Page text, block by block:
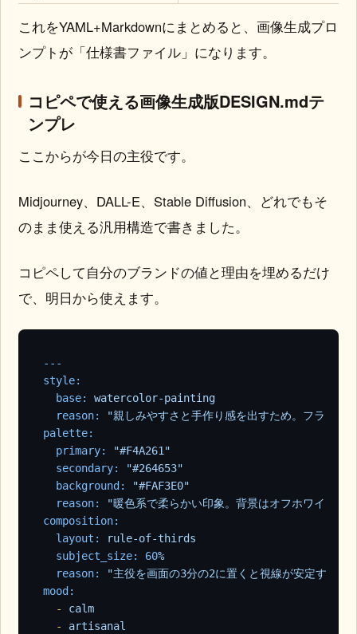
これをYAML+Markdownにまとめると、画像生成プロ
ンプトが「仕様書ファイル」になります。
コピペで使える画像生成版DESIGN.mdテ
ンプレ
ここからが今日の主役です。
Midjourney、DALL-E、Stable Diffusion、どれでもそ
のまま使える汎用構造で書きました。
コピペして自分のブランドの値と理由を埋めるだけ
で、明日から使えます。
---
style:
base:
watercolor-painting
reason:
"親しみやすさと手作り感を出すため。フラット
palette:
primary:
"#F4A261"
secondary:
"#264653"
background:
"#FAF3E0"
reason:
"暖色系で柔らかい印象。背景はオフホワイトで
composition:
layout:
rule-of-thirds
subject_size:
60%
reason:
"主役を画面の3分の2に置くと視線が安定する"
mood:
-
calm
-
artisanal